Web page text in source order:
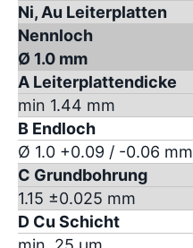
Ni, Au Leiterplatten
Nennloch
Ø 1.0 mm
A Leiterplattendicke
min 1.44 mm
B Endloch
Ø 1.0 +0.09 / -0.06 mm
C Grundbohrung
1.15 ±0.025 mm
D Cu Schicht